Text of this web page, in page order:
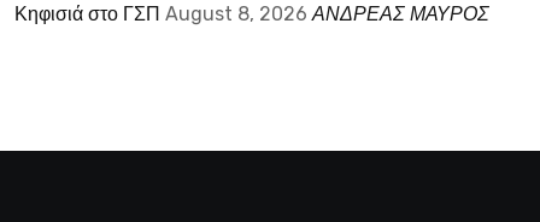
Κηφισιά στο ΓΣΠ August 8, 2026 ΑΝΔΡΕΑΣ ΜΑΥΡΟΣ